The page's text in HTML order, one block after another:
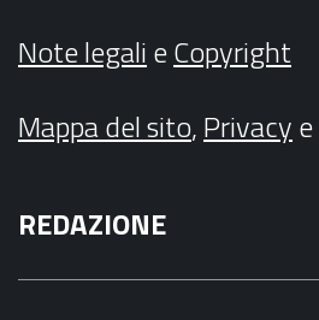
Note legalieCopyright
Mappa del sito,Privacye
REDAZIONE